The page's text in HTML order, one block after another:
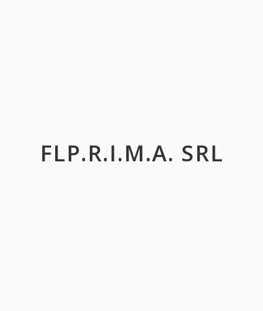
FLP.R.I.M.A. SRL